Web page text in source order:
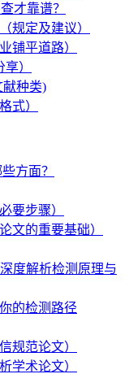
才靠谱？
规定及建议）
铺平道路）
）
献种类)
式）
方面？
要步骤）
文的重要基础）
度解析检测原理与
的检测路径
规范论文）
学术论文）